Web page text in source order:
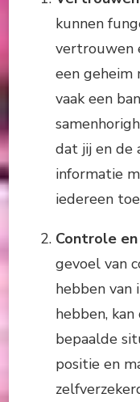
kunnen
vertrouwen
een geheim
vaak een
dat jij en de
informatie
iedereen
Controle
gevoel van
hebben van
hebben,
bepaalde
positie en